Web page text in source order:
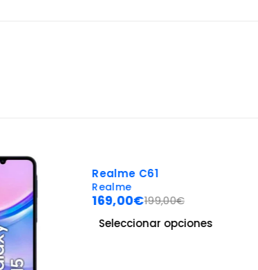
Realme C61
Realme
199,00€
169,00€
Seleccionar opciones